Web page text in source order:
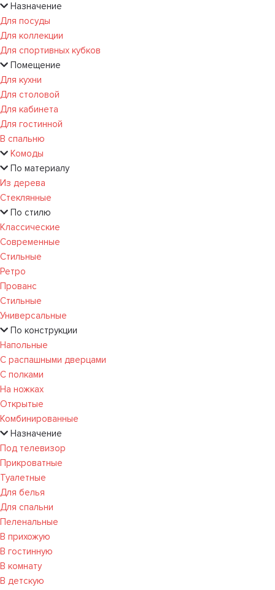
Назначение
Для посуды
Для коллекции
Для спортивных кубков
Помещение
Для кухни
Для столовой
Для кабинета
Для гостинной
В спальню
Комоды
По материалу
Из дерева
Стеклянные
По стилю
Классические
Современные
Стильные
Ретро
Прованс
Стильные
Универсальные
По конструкции
Напольные
С распашными дверцами
С полками
На ножках
Открытые
Комбинированные
Назначение
Под телевизор
Прикроватные
Туалетные
Для белья
Для спальни
Пеленальные
В прихожую
В гостинную
В комнату
В детскую